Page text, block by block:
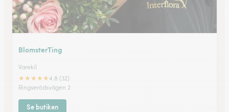
BlomsterTing
Varekil
★★★★★4.8 (32)
Ringserödsvägen 2
Se butiken